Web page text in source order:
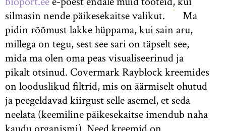
silmasin nende päikesekaitse valikut.
Ma
pidin rõõmust lakke hüppama, kui sain aru,
millega on tegu, sest see sari on täpselt see,
mida ma olen oma peas visualiseerinud ja
pikalt otsinud. Covermark Rayblock kreemides
on looduslikud filtrid, mis on äärmiselt ohutud
ja peegeldavad kiirgust selle asemel, et seda
neelata (keemiline päikesekaitse imendub naha